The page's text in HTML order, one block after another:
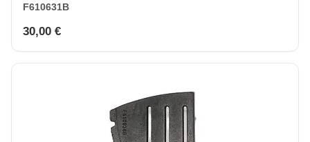
F610631B
30,00 €